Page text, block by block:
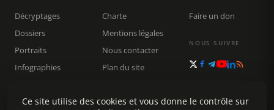
Décryptages
Dossiers
Portraits
Infographies
Rechercher
Charte
Mentions légales
Nous contacter
Plan du site
Faire un don
NOUS SUIVRE
Ce site utilise des cookies et vous donne le contrôle sur